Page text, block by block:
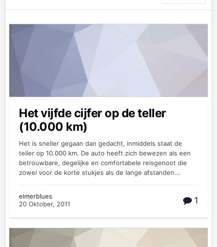
Het vijfde cijfer op de teller
(10.000 km)
Het is sneller gegaan dan gedacht, inmiddels staat de
teller op 10.000 km. De auto heeft zich bewezen als een
betrouwbare, degelijke en comfortabele reisgenoot die
zowel voor de korte stukjes als de lange afstanden...
elmerblues
20 Oktober, 2011
1